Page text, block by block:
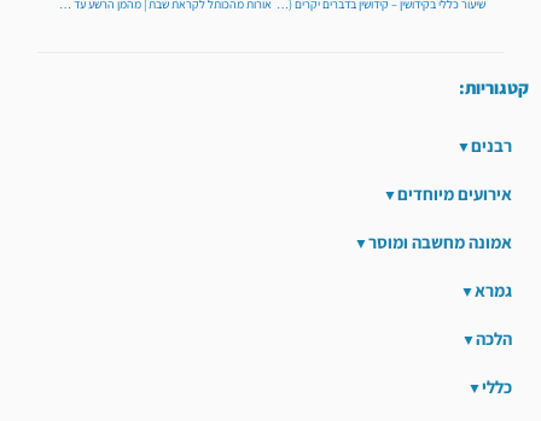
קטגוריות:
רבנים
אירועים מיוחדים
אמונה מחשבה ומוסר
גמרא
הלכה
כללי